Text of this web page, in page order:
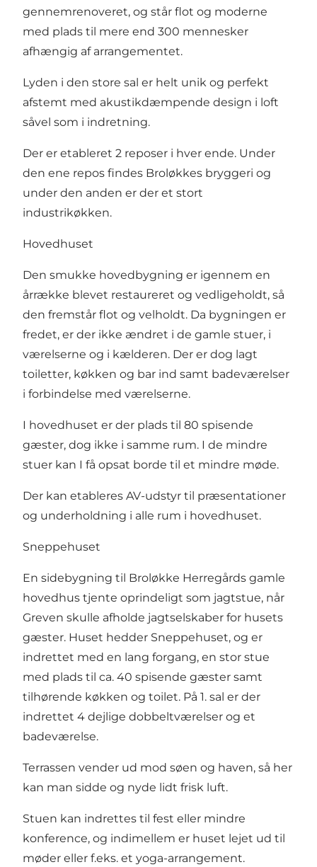
gennemrenoveret, og står flot og moderne
med plads til mere end 300 mennesker
afhængig af arrangementet.
Lyden i den store sal er helt unik og perfekt
afstemt med akustikdæmpende design i loft
såvel som i indretning.
Der er etableret 2 reposer i hver ende. Under
den ene repos findes Broløkkes bryggeri og
under den anden er der et stort
industrikøkken.
Hovedhuset
Den smukke hovedbygning er igennem en
årrække blevet restaureret og vedligeholdt, så
den fremstår flot og velholdt. Da bygningen er
fredet, er der ikke ændret i de gamle stuer, i
værelserne og i kælderen. Der er dog lagt
toiletter, køkken og bar ind samt badeværelser
i forbindelse med værelserne.
I hovedhuset er der plads til 80 spisende
gæster, dog ikke i samme rum. I de mindre
stuer kan I få opsat borde til et mindre møde.
Der kan etableres AV-udstyr til præsentationer
og underholdning i alle rum i hovedhuset.
Sneppehuset
En sidebygning til Broløkke Herregårds gamle
hovedhus tjente oprindeligt som jagtstue, når
Greven skulle afholde jagtselskaber for husets
gæster. Huset hedder Sneppehuset, og er
indrettet med en lang forgang, en stor stue
med plads til ca. 40 spisende gæster samt
tilhørende køkken og toilet. På 1. sal er der
indrettet 4 dejlige dobbeltværelser og et
badeværelse.
Terrassen vender ud mod søen og haven, så her
kan man sidde og nyde lidt frisk luft.
Stuen kan indrettes til fest eller mindre
konference, og indimellem er huset lejet ud til
møder eller f.eks. et yoga-arrangement.